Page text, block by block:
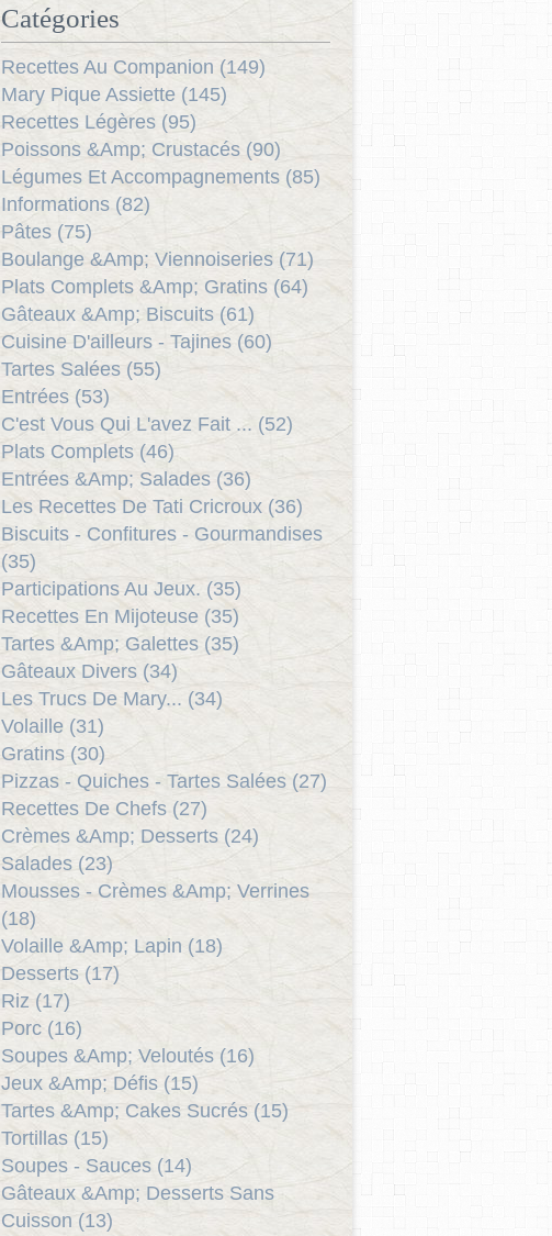
Catégories
Recettes Au Companion (149)
Mary Pique Assiette (145)
Recettes Légères (95)
Poissons &Amp; Crustacés (90)
Légumes Et Accompagnements (85)
Informations (82)
Pâtes (75)
Boulange &Amp; Viennoiseries (71)
Plats Complets &Amp; Gratins (64)
Gâteaux &Amp; Biscuits (61)
Cuisine D'ailleurs - Tajines (60)
Tartes Salées (55)
Entrées (53)
C'est Vous Qui L'avez Fait ... (52)
Plats Complets (46)
Entrées &Amp; Salades (36)
Les Recettes De Tati Cricroux (36)
Biscuits - Confitures - Gourmandises
(35)
Participations Au Jeux. (35)
Recettes En Mijoteuse (35)
Tartes &Amp; Galettes (35)
Gâteaux Divers (34)
Les Trucs De Mary... (34)
Volaille (31)
Gratins (30)
Pizzas - Quiches - Tartes Salées (27)
Recettes De Chefs (27)
Crèmes &Amp; Desserts (24)
Salades (23)
Mousses - Crèmes &Amp; Verrines
(18)
Volaille &Amp; Lapin (18)
Desserts (17)
Riz (17)
Porc (16)
Soupes &Amp; Veloutés (16)
Jeux &Amp; Défis (15)
Tartes &Amp; Cakes Sucrés (15)
Tortillas (15)
Soupes - Sauces (14)
Gâteaux &Amp; Desserts Sans
Cuisson (13)